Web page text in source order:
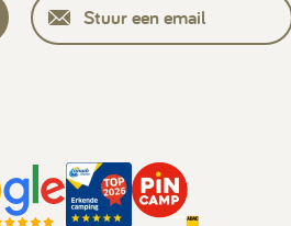
Stuur een email